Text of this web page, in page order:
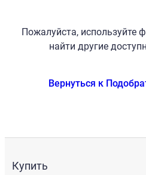
Пожалуйста, используйте
найти другие
Вернуться к
Купить